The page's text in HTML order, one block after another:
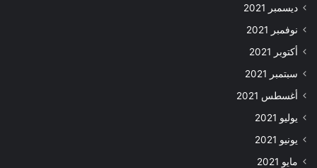
ديسمبر 2021
نوفمبر 2021
أكتوبر 2021
سبتمبر 2021
أغسطس 2021
يوليو 2021
يونيو 2021
مايو 2021